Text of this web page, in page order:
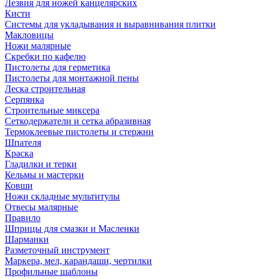
Лезвия для ножей канцелярских
Кисти
Системы для укладывания и выравнивания плитки
Макловицы
Ножи малярные
Скребки по кафелю
Пистолеты для герметика
Пистолеты для монтажной пены
Леска строительная
Серпянка
Строительные миксера
Сеткодержатели и сетка абразивная
Термоклеевые пистолеты и стержни
Шпателя
Краска
Гладилки и терки
Кельмы и мастерки
Ковши
Ножи складные мультитулы
Отвесы малярные
Правило
Шприцы для смазки и Масленки
Шарманки
Разметочный инструмент
Маркера, мел, карандаши, чертилки
Профильные шаблоны